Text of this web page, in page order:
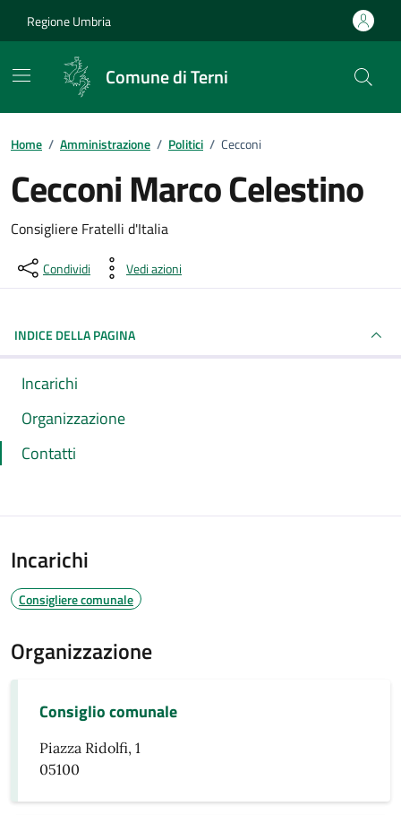
Regione Umbria
Comune di Terni
Home / Amministrazione / Politici / Cecconi
Cecconi Marco Celestino
Dettagli della persona pubblica
Consigliere Fratelli d'Italia
Condividi Vedi azioni
INDICE DELLA PAGINA
Incarichi
Organizzazione
Contatti
Incarichi
Consigliere comunale
Organizzazione
Consiglio comunale
Piazza Ridolfi, 1
05100